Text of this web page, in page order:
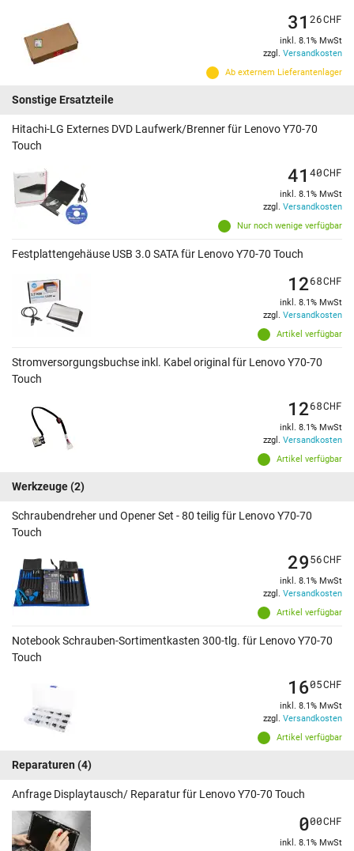
Ab externem Lieferantenlager
31 26CHF
inkl. 8.1% MwSt
zzgl. Versandkosten
Sonstige Ersatzteile
Hitachi-LG Externes DVD Laufwerk/Brenner für Lenovo Y70-70
Touch
Nur noch wenige verfügbar
41 40CHF
inkl. 8.1% MwSt
zzgl. Versandkosten
Festplattengehäuse USB 3.0 SATA für Lenovo Y70-70 Touch
Artikel verfügbar
1268CHF
inkl. 8.1% MwSt
zzgl. Versandkosten
Stromversorgungsbuchse inkl. Kabel original für Lenovo Y70-70
Touch
Artikel verfügbar
1268CHF
inkl. 8.1% MwSt
zzgl. Versandkosten
Werkzeuge(2)
Schraubendreher und Opener Set - 80 teilig für Lenovo Y70-70
Touch
Artikel verfügbar
2956CHF
inkl. 8.1% MwSt
zzgl. Versandkosten
Notebook Schrauben-Sortimentkasten 300-tlg. für Lenovo Y70-70
Touch
Artikel verfügbar
1605CHF
inkl. 8.1% MwSt
zzgl. Versandkosten
Reparaturen (4)
Anfrage Displaytausch/ Reparatur für Lenovo Y70-70 Touch
000CHF
inkl. 8.1% MwSt